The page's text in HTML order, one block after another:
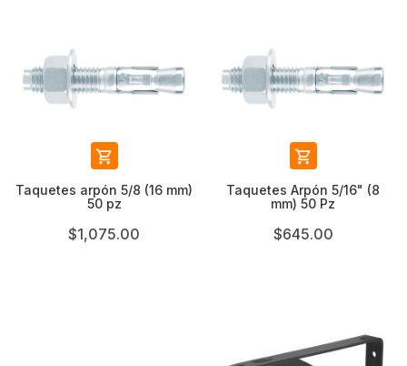

Taquetes arpón 5/8 (16 mm)
50 pz
$1,075.00

Taquetes Arpón 5/16" (8
mm) 50 Pz
$645.00